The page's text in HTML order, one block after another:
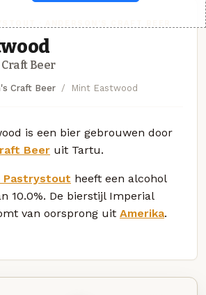
Beer
Craft Beer Mint Eastwood
is een bier gebrouwen door
Beer uit Tartu.
Pastrystout heeft een alcohol
10.0%. De bierstijl Imperial
van oorsprong uit Amerika.